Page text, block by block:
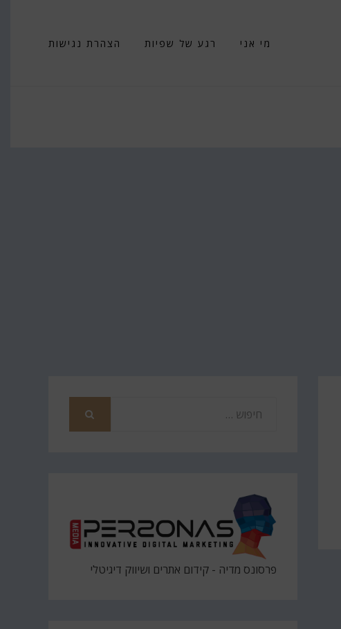
מי אני רגע של שפיות הצהרת נגישות
פרסונס מדיה - קידום אתרים ושיווק דיגיטלי